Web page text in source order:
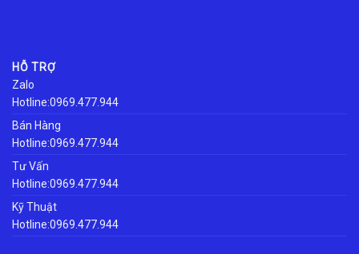
HỖ TRỢ
Zalo
Hotline:0969.477.944
Bán Hàng
Hotline:0969.477.944
Tư Vấn
Hotline:0969.477.944
Kỹ Thuật
Hotline:0969.477.944